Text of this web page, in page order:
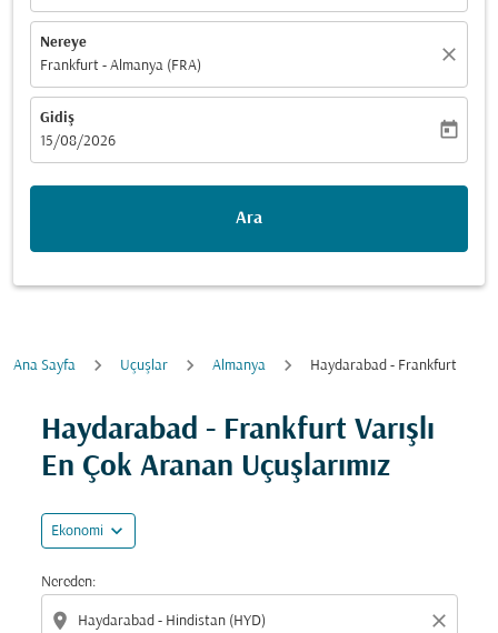
Nereye
Frankfurt - Almanya (FRA)
close
Gidiş
fc-booking-departure-date-aria-label
15/08/2026
today
Ara
Ana Sayfa Uçuşlar Almanya Haydarabad - Frankfurt
Haydarabad - Frankfurt Varışlı
En Çok Aranan Uçuşlarımız
Ekonomi expand_more
Nereden:
location_on close
Fırsatları bulmak için rotanızı güncellemeyi deneyin